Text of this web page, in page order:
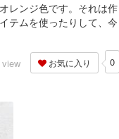
レンジ色です。それは作
テムを使ったりして、今
view お気に入り 0